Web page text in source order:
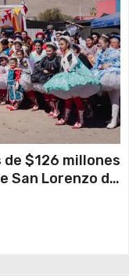
$126 millones
San Lorenzo de